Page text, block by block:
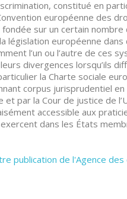
constitué en
européenne des
sur un certain
législation européenne
l’un ou l’autre de ces
divergences lorsqu’ils
la Charte sociale
corpus jurisprudentiel
par la Cour de justice de
accessible aux
dans les États
publication de l'Agence